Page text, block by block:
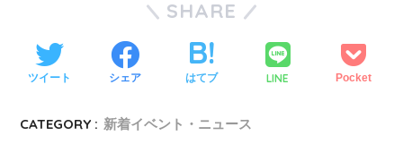
SHARE
ツイート シェア はてブ LINE Pocket
CATEGORY : 新着イベント・ニュース